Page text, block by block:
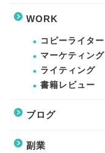
WORK
コピーライター
マーケティング
ライティング
書籍レビュー
ブログ
副業